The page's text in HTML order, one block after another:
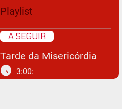
Playlist
A SEGUIR
Tarde da Misericórdia
schedule 3:00: